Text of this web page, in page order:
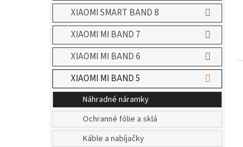
XIAOMI SMART BAND 8
XIAOMI MI BAND 7
XIAOMI MI BAND 6
XIAOMI MI BAND 5
Náhradné náramky
Ochranné fólie a sklá
Káble a nabíjačky